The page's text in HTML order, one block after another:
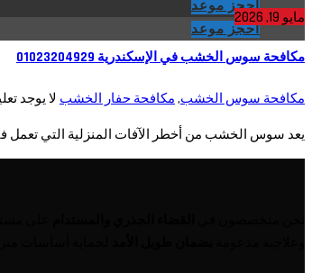
احجز موعد
احجز موعد
مايو 19, 2026
مكافحة سوس الخشب في الإسكندرية 01023204929
مكافحة سوس الخشب, مكافحة حفار الخشب لا يوجد
يعد سوس الخشب من أخطر الآفات المنزلية التي